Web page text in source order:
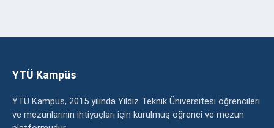
YTÜ Kampüs
YTÜ Kampüs, 2015 yılında Yıldız Teknik Üniversitesi öğrencileri
ve mezunlarının ihtiyaçları için kurulmuş öğrenci ve mezun